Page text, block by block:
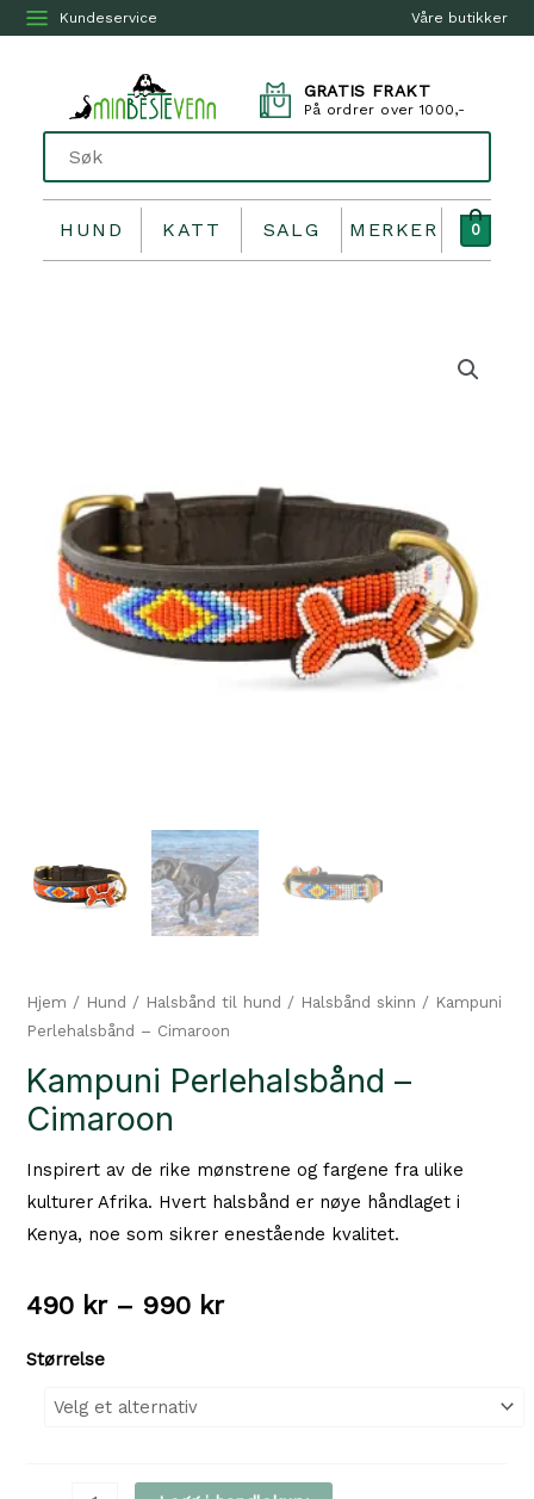
Våre butikker
Kundeservice
GRATIS FRAKT
På ordrer over 1000,-
HUND KATT SALG MERKER 0
Hjem / Hund / Halsbånd til hund / Halsbånd skinn / Kampuni
Perlehalsbånd – Cimaroon
Kampuni Perlehalsbånd –
Cimaroon
Inspirert av de rike mønstrene og fargene fra ulike
kulturer Afrika. Hvert halsbånd er nøye håndlaget i
Kenya, noe som sikrer enestående kvalitet.
490 kr – 990 krPrisområde:
Størrelse